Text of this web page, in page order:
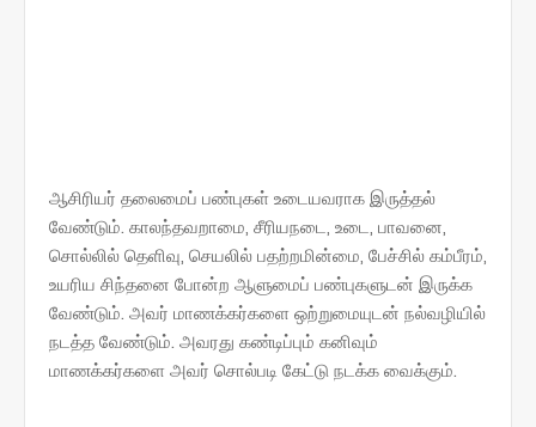
ஆசிரியர் தலைமைப் பண்புகள் உடையவராக இருத்தல்
வேண்டும். காலந்தவறாமை, சீரியநடை, உடை, பாவனை,
சொல்லில் தெளிவு, செயலில் பதற்றமின்மை, பேச்சில் கம்பீரம்,
உயரிய சிந்தனை போன்ற ஆளுமைப் பண்புகளுடன் இருக்க
வேண்டும். அவர் மாணக்கர்களை ஒற்றுமையுடன் நல்வழியில்
நடத்த வேண்டும். அவரது கண்டிப்பும் கனிவும்
மாணக்கர்களை அவர் சொல்படி கேட்டு நடக்க வைக்கும்.